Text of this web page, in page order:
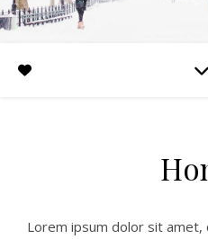
Lorem ipsum dolor sit amet,